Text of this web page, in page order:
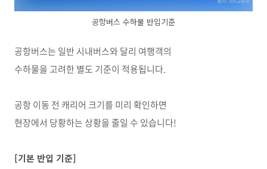
공항버스 수하물 반입기준
공항버스는 일반 시내버스와 달리 여행객의
수하물을 고려한 별도 기준이 적용됩니다.
공항 이동 전 캐리어 크기를 미리 확인하면
현장에서 당황하는 상황을 줄일 수 있습니다!
[기본 반입 기준]